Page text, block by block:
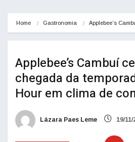
Home Gastronomia Applebee’s
Applebee’s Cambuí
chegada da
Hour em clima de
Lázara Paes Leme 19/11/